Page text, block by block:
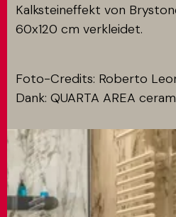
Kalksteineffekt von
60x120 cm verkleidet.
Foto-Credits: Roberto
Dank: QUARTA AREA